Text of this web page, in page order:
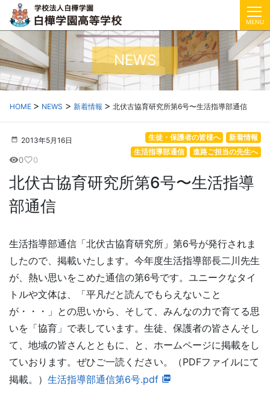
MENU
NEWS
HOME NEWS 新着情報 北伏古協育研究所第6号〜生活指導部通信
2013年5月16日 新着情報
生徒・保護者の皆様へ
進路ご担当の先生へ
生活指導部通信
visibility0favorite_border0
北伏古協育研究所第6号〜生活指導
部通信
生活指導部通信「北伏古協育研究所」第6号が発行されま
したので、掲載いたします。今年度生活指導部長二川先生
が、熱い思いをこめた通信の第6号です。ユニークなタイ
トルや文体は、「平凡だと読んでもらえないこと
が・・・」との思いから、そして、みんなの力で育てる思
いを「協育」で表しています。生徒、保護者の皆さんそし
て、地域の皆さんとともに、と、ホームページに掲載をし
ていおります。ぜひご一読ください。（PDFファイルにて
掲載。） 生活指導部通信第6号.pdf